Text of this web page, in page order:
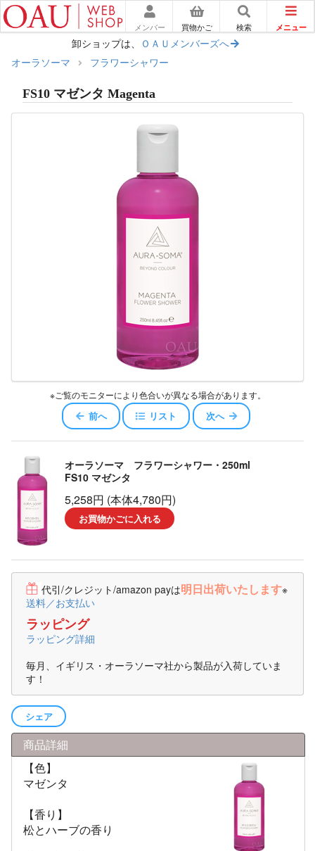
メンバー 買物かご 検索 メニュー
卸ショップは、
ＯＡＵメンバーズへ
オーラソーマ
フラワーシャワー
FS10 マゼンタ Magenta
※ご覧のモニターにより色合いが異なる場合があります。
前へ リスト 次へ
オーラソーマ フラワーシャワー・250ml
FS10 マゼンタ
5,258円 (本体4,780円)
お買物かごに入れる
代引/クレジット/amazon payは明日出荷いたします※
送料／お支払い
ラッピング
ラッピング詳細
毎月、イギリス・オーラソーマ社から製品が入荷していま
す！
シェア
商品詳細
【色】
マゼンタ
【香り】
松とハーブの香り